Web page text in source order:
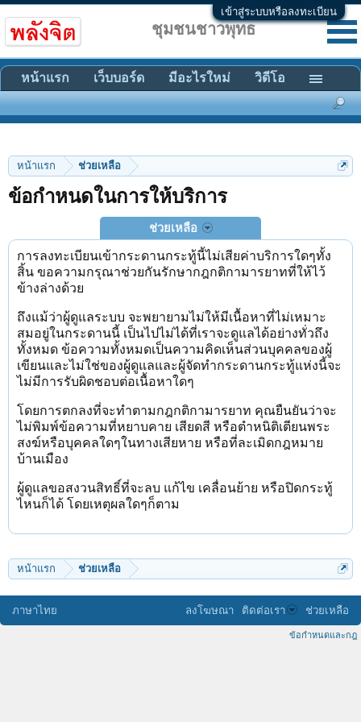
เข้าสู่ระบบหรือลงทะเบียน
หน้าแรก ช่วยเหลือ
ข้อกำหนดในการให้บริการ
ช่วยเหลือ
การลงทะเบียนเข้ากระดานกระทู้นี้ไม่เสียค่าบริการใดๆทั้ง
สิ้น ขอความกรุณาช่วยกันรักษากฎกติกามารยาทที่ให้ไว้
ข้างล่างด้วย
ถึงแม้ว่าผู้ดูแลระบบ จะพยายามไม่ให้มีเนื้อหาที่ไม่เหมาะ
สมอยู่ในกระดานนี้ เป็นไปไม่ได้ที่เราจะดูแลได้อย่างทั่วถึง
ทั้งหมด ข้อความทั้งหมดเป็นความคิดเห็นส่วนบุคคลของผู้
เขียนและไม่ใช่ของผู้ดูแลและผู้จัดทำกระดานกระทู้แห่งนี้จะ
ไม่มีการรับผิดชอบต่อเนื้อหาใดๆ
โดยการตกลงที่จะทำตามกฎกติกามารยาท คุณยืนยันว่าจะ
ไม่พิมพ์ข้อความที่หยาบคาย เสียดสี หรือตำหนิติเตียนพระ
สงฆ์หรือบุคคลใดๆในทางเสียหาย หรือที่ละเมิดกฎหมาย
บ้านเมือง
ผู้ดูแลขอสงวนสิทธิ์ที่จะลบ แก้ไข เคลื่อนย้าย หรือปิดกระทู้
ไหนก็ได้ โดยเหตุผลใดๆก็ตาม
หน้าแรก ช่วยเหลือ
ชุมชนชาวพุทธ
หน้าแรก เว็บบอร์ด มีอะไรใหม่ วิดีโอ
ภาษาไทย ลงโฆษณา ติดต่อเรา ช่วยเหลือ
ข้อกำหนดและกฎ